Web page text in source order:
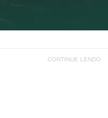
CONTINUE LENDO